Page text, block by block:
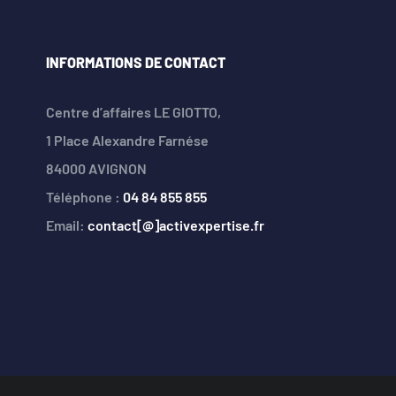
INFORMATIONS DE CONTACT
Centre d’affaires LE GIOTTO,
1 Place Alexandre Farnése
84000 AVIGNON
Téléphone : 04 84 855 855
Email: contact[@]activexpertise.fr